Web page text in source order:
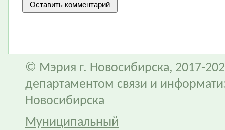
© Мэрия г. Новосибирска, 2017-
департаментом связи и
Новосибирска
Муниципальный